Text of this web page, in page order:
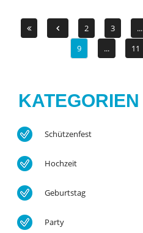
2 3 ...
9
... 11
KATEGORIEN
Schützenfest
Hochzeit
Geburtstag
Party